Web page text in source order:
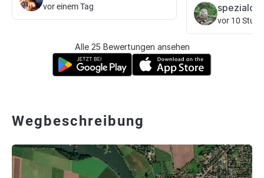
vor einem Tag
vor 10
Alle 25 Bewertungen ansehen
Wegbeschreibung